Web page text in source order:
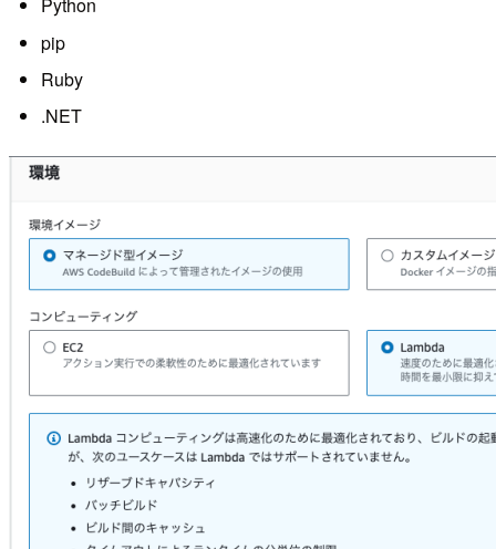
Python
pip
Ruby
.NET